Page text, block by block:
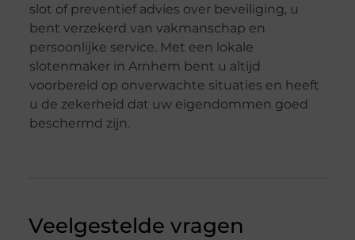
slot of preventief advies over beveiliging, u
bent verzekerd van vakmanschap en
persoonlijke service. Met een lokale
slotenmaker in Arnhem bent u altijd
voorbereid op onverwachte situaties en heeft
u de zekerheid dat uw eigendommen goed
beschermd zijn.
Veelgestelde vragen